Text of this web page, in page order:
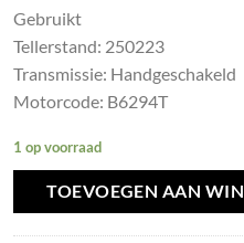
Gebruikt
Tellerstand: 250223
Transmissie: Handgeschakeld
Motorcode: B6294T
1 op voorraad
TOEVOEGEN AAN